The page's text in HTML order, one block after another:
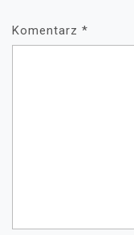
Komentarz *